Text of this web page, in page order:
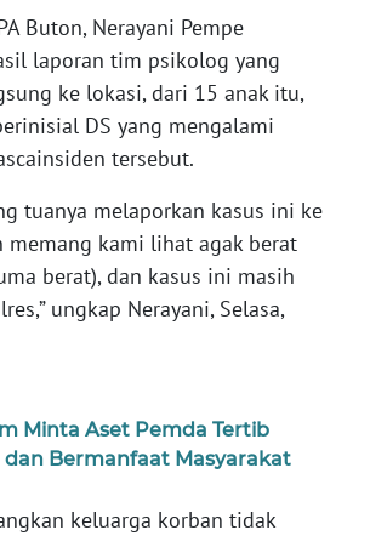
Buton, Nerayani Pempe
laporan tim psikolog yang
ke lokasi, dari 15 anak itu,
DS yang mengalami
tersebut.
tuanya melaporkan kasus ini ke
memang kami lihat agak berat
berat), dan kasus ini masih
ungkap Nerayani, Selasa,
Minta Aset Pemda Tertib
Bermanfaat Masyarakat
keluarga korban tidak